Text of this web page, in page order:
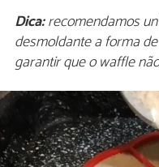
Dica:recomendamos
desmoldante a forma
garantir que o waffle